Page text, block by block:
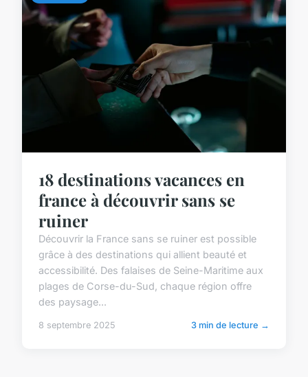
18 destinations vacances en
france à découvrir sans se
ruiner
Découvrir la France sans se ruiner est possible
grâce à des destinations qui allient beauté et
accessibilité. Des falaises de Seine-Maritime aux
plages de Corse-du-Sud, chaque région offre
des paysage...
8 septembre 2025 3 min de lecture →